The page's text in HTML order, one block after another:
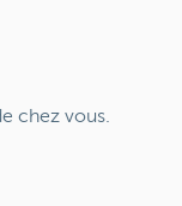
chez vous.